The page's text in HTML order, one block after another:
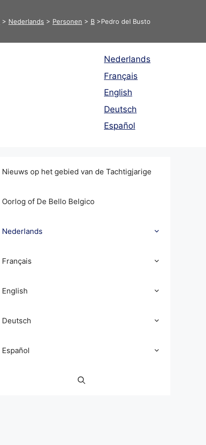
> Nederlands > Personen > B >​​​​Pedro del Busto
Nederlands
Français
English
Deutsch
Español
Nieuws op het gebied van de Tachtigjarige
Oorlog of De Bello Belgico
Nederlands
Français
English
Deutsch
Español